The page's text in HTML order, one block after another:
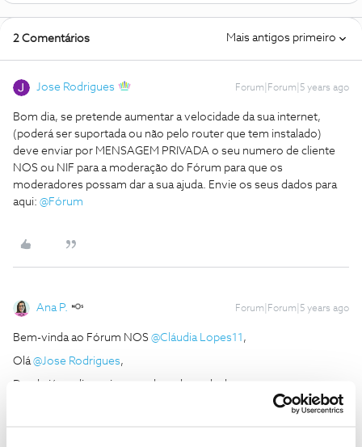
2 Comentários Mais antigos primeiro
Jose Rodrigues Forum|Forum|5 years ago
Bom dia, se pretende aumentar a velocidade da sua internet,
(poderá ser suportada ou não pelo router que tem instalado)
deve enviar por MENSAGEM PRIVADA o seu numero de cliente
NOS ou NIF para a moderação do Fórum para que os
moderadores possam dar a sua ajuda. Envie os seus dados para
aqui: @Fórum
Ana P. Forum|Forum|5 years ago
Bem-vinda ao Fórum NOS @Cláudia Lopes11 ,
Olá@Jose Rodrigues,
Desde já, pedimos imensa desculpa pela demora na nossa